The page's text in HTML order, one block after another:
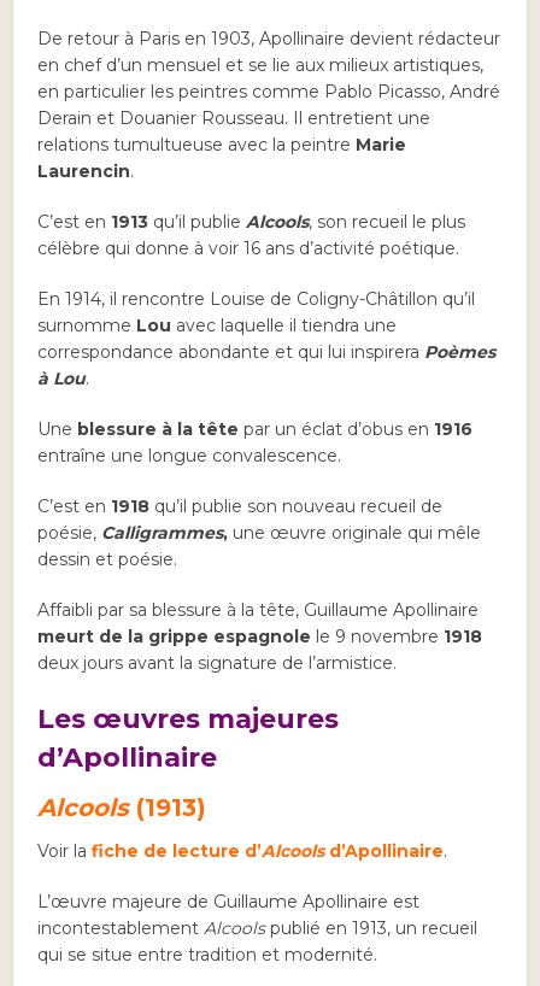
De retour à Paris en 1903, Apollinaire devient rédacteur
en chef d’un mensuel et se lie aux milieux artistiques,
en particulier les peintres comme Pablo Picasso, André
Derain et Douanier Rousseau. Il entretient une
relations tumultueuse avec la peintre Marie
Laurencin.
C’est en 1913 qu’il publieAlcools, son recueil le plus
célèbre qui donne à voir 16 ans d’activité poétique.
En 1914, il rencontre Louise de Coligny-Châtillon qu’il
surnomme Lou avec laquelle il tiendra une
correspondance abondante et qui lui inspirera Poèmes
à Lou.
Une blessure à la tête par un éclat d’obus en 1916
entraîne une longue convalescence.
C’est en 1918 qu’il publie son nouveau recueil de
poésie, Calligrammes, une œuvre originale qui mêle
dessin et poésie.
Affaibli par sa blessure à la tête, Guillaume Apollinaire
meurt de la grippe espagnole le 9 novembre 1918
deux jours avant la signature de l’armistice.
Les œuvres majeures
d’Apollinaire
Alcools(1913)
Voir lafiche de lecture d’Alcoolsd’Apollinaire.
L’œuvre majeure de Guillaume Apollinaire est
incontestablement Alcoolspublié en 1913, un recueil
qui se situe entre tradition et modernité.